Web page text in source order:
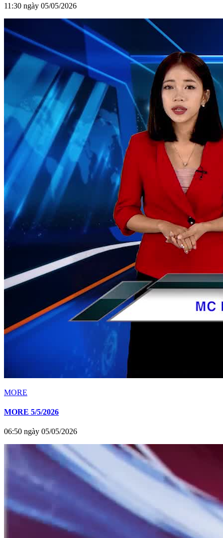
11:30 ngày 05/05/2026
MORE
MORE 5/5/2026
06:50 ngày 05/05/2026